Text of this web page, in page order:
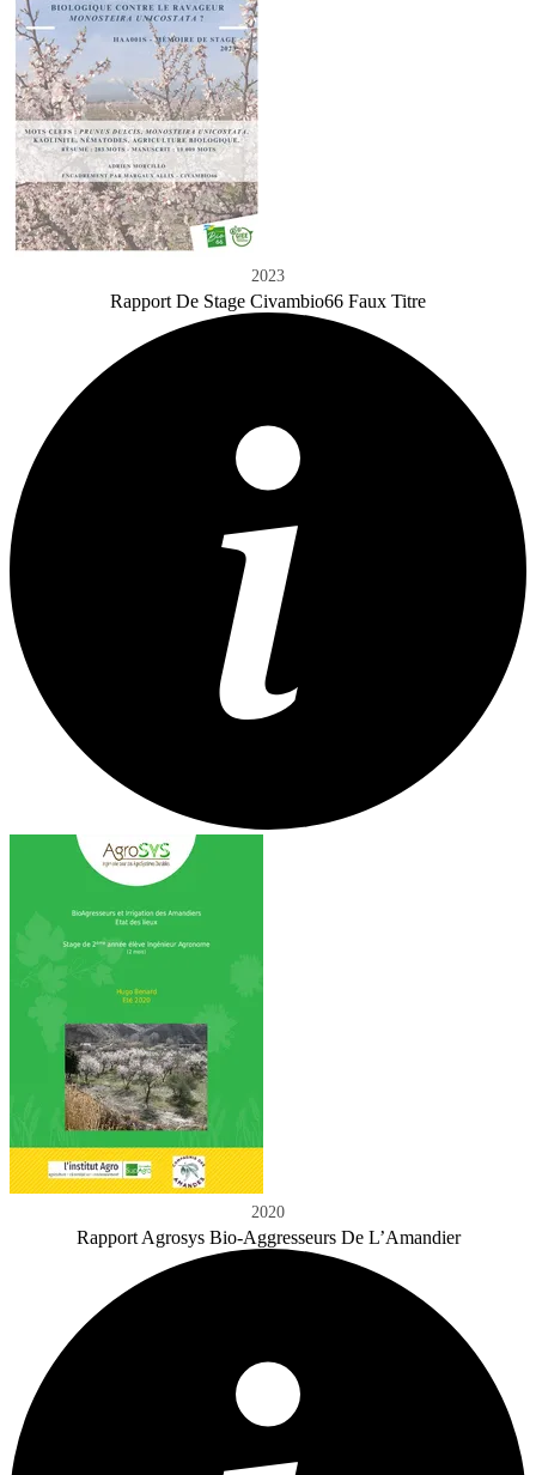
2023
Rapport De Stage Civambio66 Faux Titre
2020
Rapport Agrosys Bio-Aggresseurs De L’Amandier